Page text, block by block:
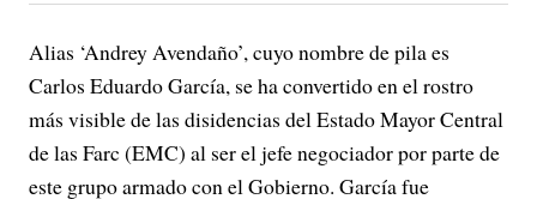
Alias ‘Andrey Avendaño’, cuyo nombre de pila es
Carlos Eduardo García, se ha convertido en el rostro
más visible de las disidencias del Estado Mayor Central
de las Farc (EMC) al ser el jefe negociador por parte de
este grupo armado con el Gobierno. García fue